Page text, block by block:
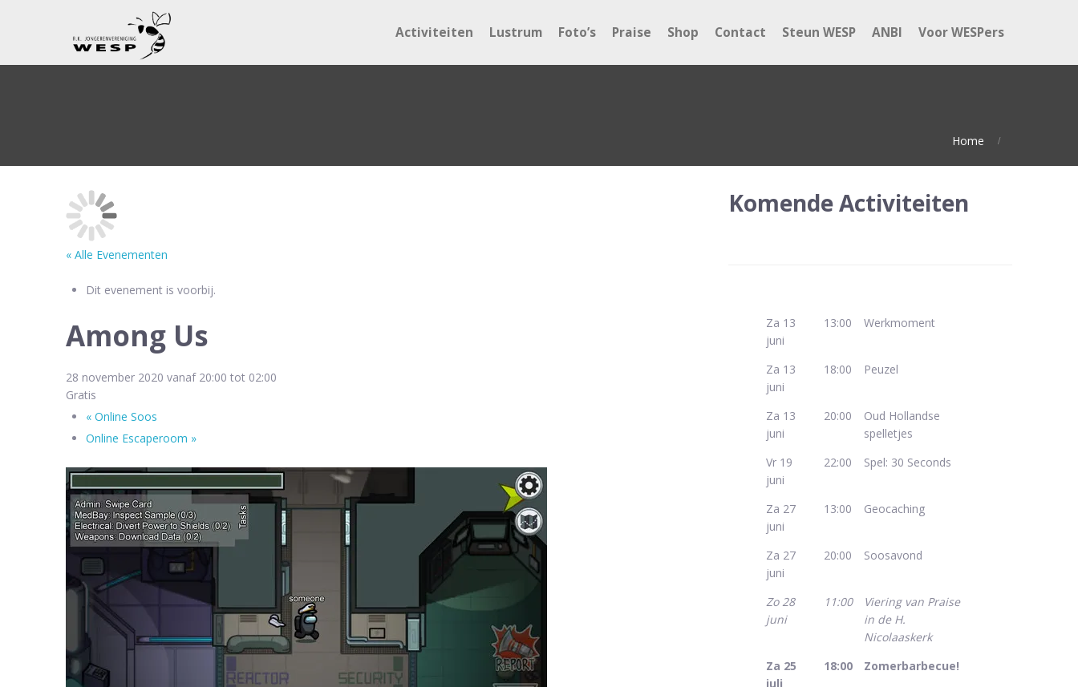
Activiteiten Lustrum Foto’s Praise Shop Contact Steun WESP ANBI Voor WESPers
Home
« Alle Evenementen
Dit evenement is voorbij.
Among Us
28 november 2020 vanaf 20:00 tot 02:00
Gratis
« Online Soos
Online Escaperoom »
Komende Activiteiten
Za 13
juni
13:00 Werkmoment
Za 13
juni
18:00 Peuzel
Za 13
juni
20:00
Oud Hollandse
spelletjes
Vr 19
juni
22:00 Spel: 30 Seconds
Za 27
juni
13:00 Geocaching
Za 27
juni
20:00 Soosavond
Zo 28
juni
11:00
Viering van Praise
in de H.
Nicolaaskerk
Za 25
juli
18:00 Zomerbarbecue!